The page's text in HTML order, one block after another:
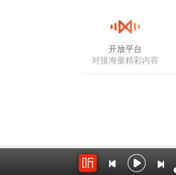
开放平台
对接海量精彩内容